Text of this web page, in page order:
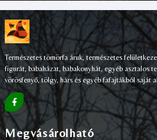
Természetes tömörfa áruk, természetes
figurát, babaházat, babakonyhát, egyéb asztalos
vörösfenyő, tölgy, hárs és egyéb fafajtákból saját
Megvásárolható